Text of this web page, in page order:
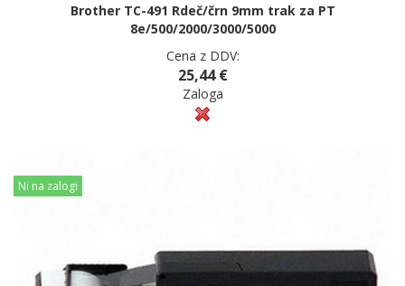
Brother TC-491 Rdeč/črn 9mm trak za PT
8e/500/2000/3000/5000
Cena z DDV:
25,44 €
Zaloga
Ni na zalogi